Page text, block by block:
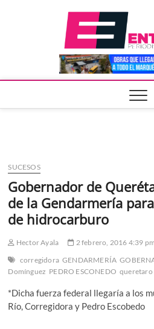
SUCESOS
Gobernador de
de la Gendarmería
de hidrocarburo
Hector Ayala
2 febrero, 2016 4:39 pm
corregidora GENDARMERÍA
Domínguez PEDRO ESCONEDO queretaro
*Dicha fuerza federal llegaría a los
Río, Corregidora y Pedro Escobedo